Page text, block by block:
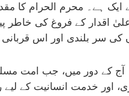
ایک ہے۔ محرم الحرام کا
اقدار کے فروغ کی
کی سر بلندی اور اس
آج کے دور میں، جب امت
اور خدمت انسانیت کے